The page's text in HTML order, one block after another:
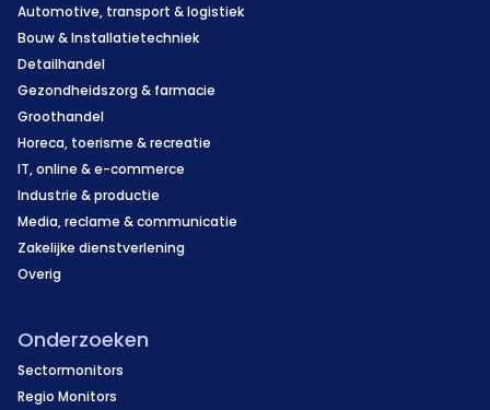
Automotive, transport & logistiek
Bouw & Installatietechniek
Detailhandel
Gezondheidszorg & farmacie
Groothandel
Horeca, toerisme & recreatie
IT, online & e-commerce
Industrie & productie
Media, reclame & communicatie
Zakelijke dienstverlening
Overig
Onderzoeken
Sectormonitors
Regio Monitors